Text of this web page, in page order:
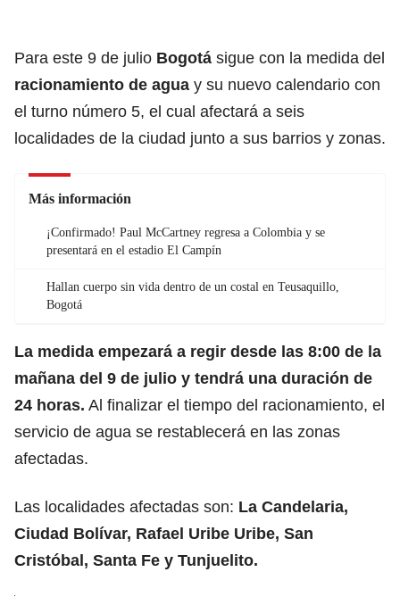
Para este 9 de julio Bogotá sigue con la medida del
racionamiento de agua y su nuevo calendario con
el turno número 5, el cual afectará a seis
localidades de la ciudad junto a sus barrios y zonas.
Más información
¡Confirmado! Paul McCartney regresa a Colombia y se
presentará en el estadio El Campín
Hallan cuerpo sin vida dentro de un costal en Teusaquillo,
Bogotá
La medida empezará a regir desde las 8:00 de la
mañana del 9 de julio y tendrá una duración de
24 horas. Al finalizar el tiempo del racionamiento, el
servicio de agua se restablecerá en las zonas
afectadas.
Las localidades afectadas son: La Candelaria,
Ciudad Bolívar, Rafael Uribe Uribe, San
Cristóbal, Santa Fe y Tunjuelito.